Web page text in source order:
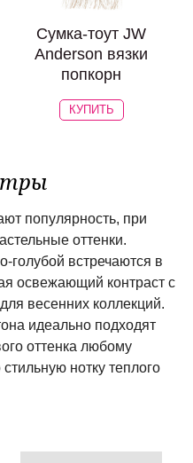
Cумка-тоут JW
Anderson вязки
попкорн
КУПИТЬ
популярность, при
оттенки.
встречаются в
освежающий контраст с
весенних коллекций.
идеально подходят
оттенка любому
нотку теплого